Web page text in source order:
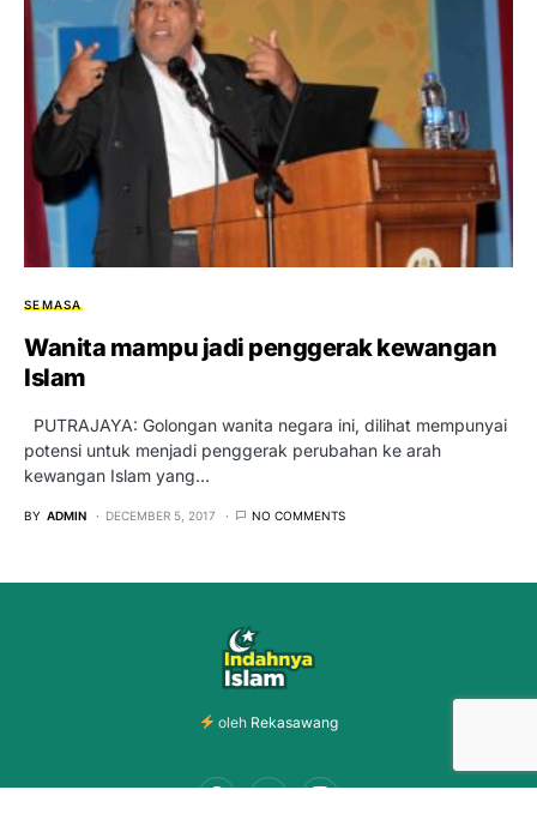
SEMASA
Wanita mampu jadi penggerak kewangan
Islam
PUTRAJAYA: Golongan wanita negara ini, dilihat mempunyai
potensi untuk menjadi penggerak perubahan ke arah
kewangan Islam yang…
BY ADMIN DECEMBER 5, 2017 NO COMMENTS
oleh Rekasawang